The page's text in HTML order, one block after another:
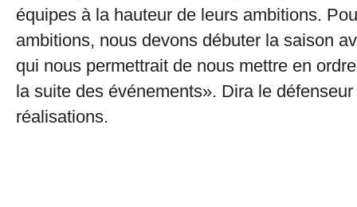
équipes à la hauteur de leurs ambitions.
ambitions, nous devons débuter la saison
qui nous permettrait de nous mettre en
la suite des événements». Dira le
réalisations.